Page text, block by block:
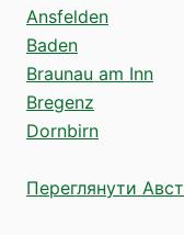
Ansfelden
Baden
Braunau am Inn
Bregenz
Dornbirn
Переглянути